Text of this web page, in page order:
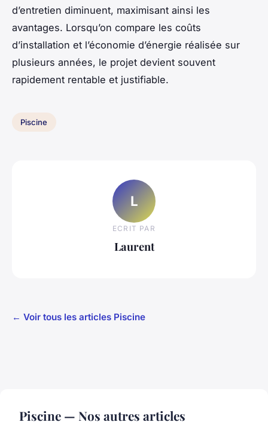
d’entretien diminuent, maximisant ainsi les
avantages. Lorsqu’on compare les coûts
d’installation et l’économie d’énergie réalisée sur
plusieurs années, le projet devient souvent
rapidement rentable et justifiable.
Piscine
L
ECRIT PAR
Laurent
← Voir tous les articles Piscine
Piscine — Nos autres articles